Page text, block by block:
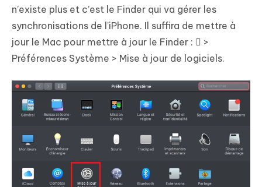
n’existe plus et c’est le Finder qui va gérer les
synchronisations de l’iPhone. Il suffira de mettre à
jour le Mac pour mettre à jour le Finder :  >
Préférences Système > Mise à jour de logiciels.